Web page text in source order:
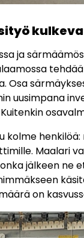
ja
Osa
uusimpana
kolme
Maalari
jälkeen ne
on